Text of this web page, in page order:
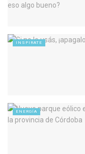
INSPIRATE
ENERGÍA